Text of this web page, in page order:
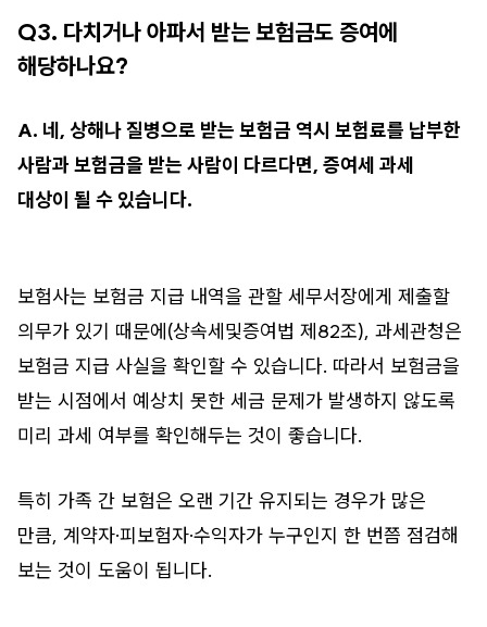
Q3. 다치거나 아파서 받는 보험금도 증여에
해당하나요?
A. 네, 상해나 질병으로 받는 보험금 역시 보험료를 납부한
사람과 보험금을 받는 사람이 다르다면, 증여세 과세
대상이 될 수 있습니다.
보험사는 보험금 지급 내역을 관할 세무서장에게 제출할
의무가 있기 때문에(상속세및증여법 제82조), 과세관청은
보험금 지급 사실을 확인할 수 있습니다. 따라서 보험금을
받는 시점에서 예상치 못한 세금 문제가 발생하지 않도록
미리 과세 여부를 확인해두는 것이 좋습니다.
특히 가족 간 보험은 오랜 기간 유지되는 경우가 많은
만큼, 계약자·피보험자·수익자가 누구인지 한 번쯤 점검해
보는 것이 도움이 됩니다.